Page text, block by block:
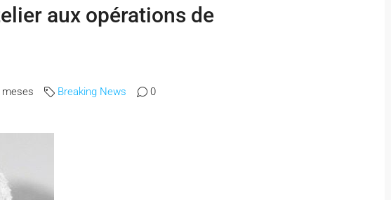
aux opérations de
meses Breaking News 0